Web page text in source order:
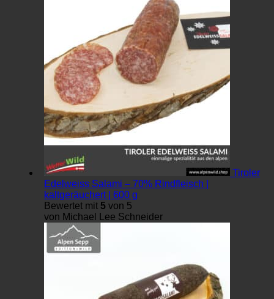
Tiroler
Edelweiss Salami – 70% Rindfleisch |
kaltgeräuchert | 600 g
Bewertet mit 5 von 5
von Michael Lee Schneider